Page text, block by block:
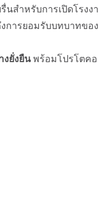
นสําหรับการเปิดโรงง
การยอมรับบทบาทของ
ยั่งยืนพร้อมโปรโตคอ